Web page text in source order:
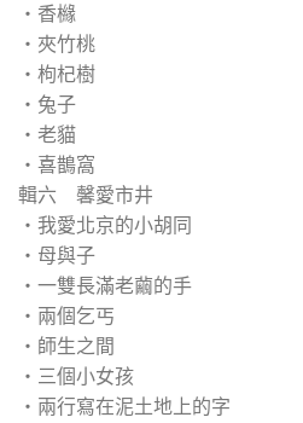
‧香櫞
‧夾竹桃
‧枸杞樹
‧兔子
‧老貓
‧喜鵲窩
輯六 馨愛市井
‧我愛北京的小胡同
‧母與子
‧一雙長滿老繭的手
‧兩個乞丐
‧師生之間
‧三個小女孩
‧兩行寫在泥土地上的字